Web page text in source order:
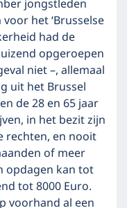
jongstleden
het ‘Brusselse
had de
opgeroepen
niet –, allemaal
uit het Brussel
de 28 en 65 jaar
in het bezit zijn
rechten, en nooit
of meer
opdagen kan tot
tot 8000 Euro.
voorhand al een